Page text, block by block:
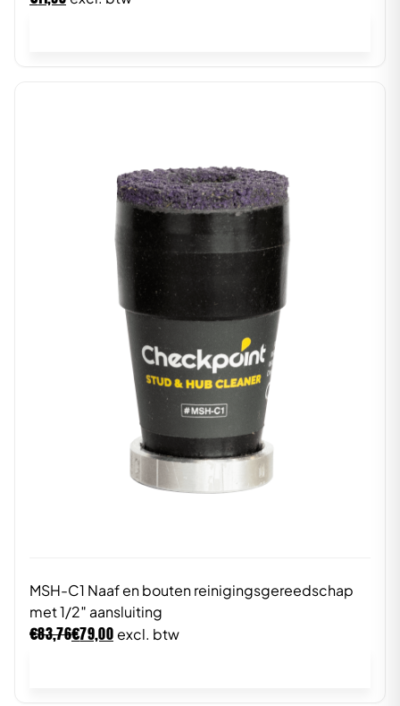
MSH-C1 Naaf en bouten reinigingsgereedschap
met 1/2″ aansluiting
€83,76€79,00 excl. btw